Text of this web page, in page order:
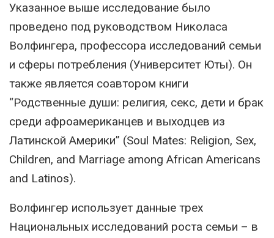
Указанное выше исследование было
проведено под руководством Николаса
Волфингера, профессора исследований семьи
и сферы потребления (Университет Юты). Он
также является соавтором книги
“Родственные души: религия, секс, дети и брак
среди афроамериканцев и выходцев из
Латинской Америки” (Soul Mates: Religion, Sex,
Children, and Marriage among African Americans
and Latinos).
Волфингер использует данные трех
Национальных исследований роста семьи – в